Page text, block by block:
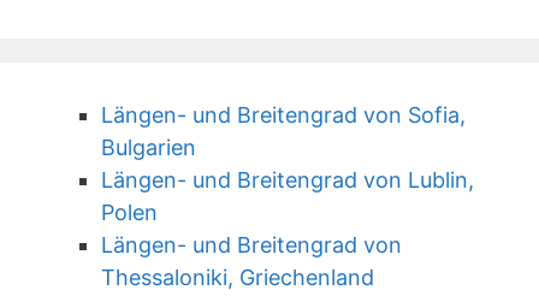
Längen- und Breitengrad von Sofia,
Bulgarien
Längen- und Breitengrad von Lublin,
Polen
Längen- und Breitengrad von
Thessaloniki, Griechenland